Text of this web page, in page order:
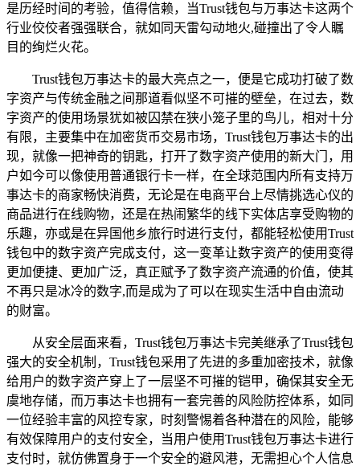
是历经时间的考验，值得信赖，当Trust钱包与万事达卡这两个
行业佼佼者强强联合，就如同天雷勾动地火,碰撞出了令人瞩
目的绚烂火花。
Trust钱包万事达卡的最大亮点之一，便是它成功打破了数
字资产与传统金融之间那道看似坚不可摧的壁垒，在过去，数
字资产的使用场景犹如被囚禁在狭小笼子里的鸟儿，相对十分
有限，主要集中在加密货币交易市场，Trust钱包万事达卡的出
现，就像一把神奇的钥匙，打开了数字资产使用的新大门，用
户如今可以像使用普通银行卡一样，在全球范围内所有支持万
事达卡的商家畅快消费，无论是在电商平台上尽情挑选心仪的
商品进行在线购物，还是在热闹繁华的线下实体店享受购物的
乐趣，亦或是在异国他乡旅行时进行支付，都能轻松使用Trust
钱包中的数字资产完成支付，这一变革让数字资产的使用变得
更加便捷、更加广泛，真正赋予了数字资产流通的价值，使其
不再只是冰冷的数字,而是成为了可以在现实生活中自由流动
的财富。
从安全层面来看，Trust钱包万事达卡完美继承了Trust钱包
强大的安全机制，Trust钱包采用了先进的多重加密技术，就像
给用户的数字资产穿上了一层坚不可摧的铠甲，确保其安全无
虞地存储，而万事达卡也拥有一套完善的风险防控体系，如同
一位经验丰富的风控专家，时刻警惕着各种潜在的风险，能够
有效保障用户的支付安全，当用户使用Trust钱包万事达卡进行
支付时，就仿佛置身于一个安全的避风港，无需担心个人信息